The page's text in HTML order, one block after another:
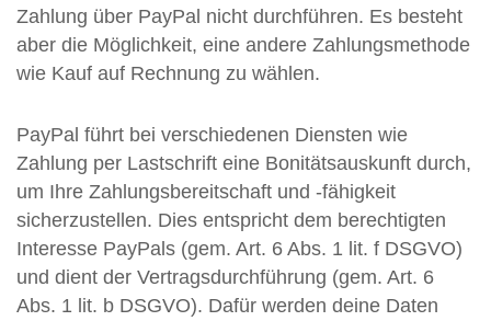
Zahlung über PayPal nicht durchführen. Es besteht
aber die Möglichkeit, eine andere Zahlungsmethode
wie Kauf auf Rechnung zu wählen.
PayPal führt bei verschiedenen Diensten wie
Zahlung per Lastschrift eine Bonitätsauskunft durch,
um Ihre Zahlungsbereitschaft und -fähigkeit
sicherzustellen. Dies entspricht dem berechtigten
Interesse PayPals (gem. Art. 6 Abs. 1 lit. f DSGVO)
und dient der Vertragsdurchführung (gem. Art. 6
Abs. 1 lit. b DSGVO). Dafür werden deine Daten